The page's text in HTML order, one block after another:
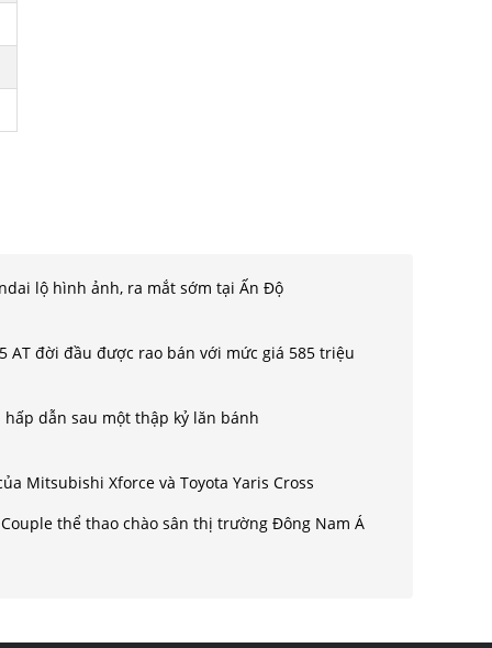
lộ hình ảnh, ra mắt sớm tại Ấn Độ
AT đời đầu được rao bán với mức giá 585 triệu
dẫn sau một thập kỷ lăn bánh
Mitsubishi Xforce và Toyota Yaris Cross
thể thao chào sân thị trường Đông Nam Á